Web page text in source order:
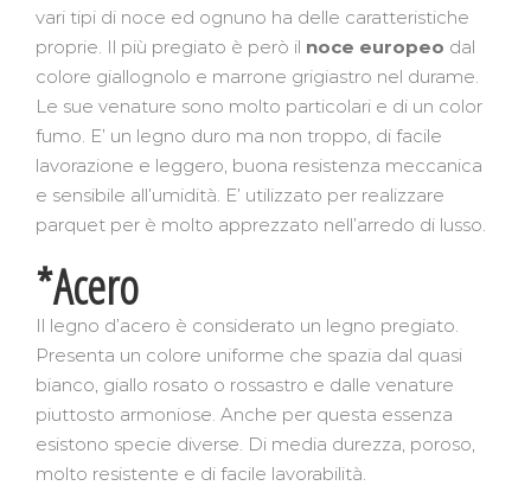
vari tipi di noce ed ognuno ha delle caratteristiche
proprie. Il più pregiato è però il noce europeo dal
colore giallognolo e marrone grigiastro nel durame.
Le sue venature sono molto particolari e di un color
fumo. E’ un legno duro ma non troppo, di facile
lavorazione e leggero, buona resistenza meccanica
e sensibile all’umidità. E’ utilizzato per realizzare
parquet per è molto apprezzato nell’arredo di lusso.
*Acero
Il legno d’acero è considerato un legno pregiato.
Presenta un colore uniforme che spazia dal quasi
bianco, giallo rosato o rossastro e dalle venature
piuttosto armoniose. Anche per questa essenza
esistono specie diverse. Di media durezza, poroso,
molto resistente e di facile lavorabilità.